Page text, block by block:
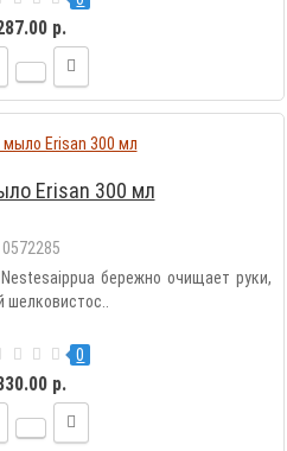
р.
Erisan 300 мл
0572285
бережно очищает руки,
0
р.